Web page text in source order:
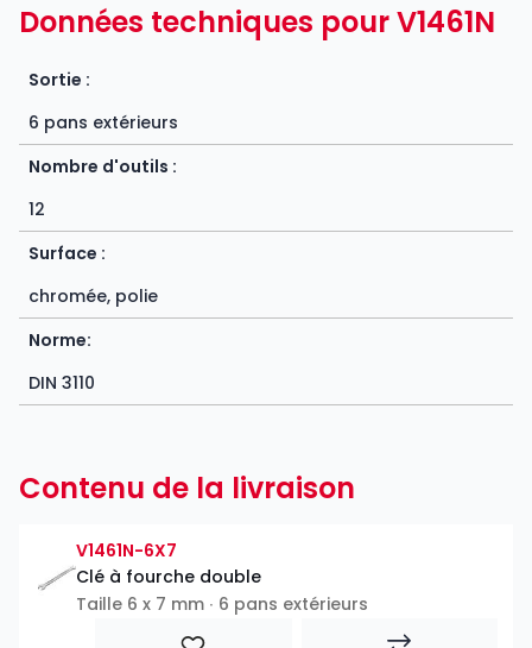
Données techniques pour V1461N
Sortie :
6 pans extérieurs
Nombre d'outils :
12
Surface :
chromée, polie
Norme:
DIN 3110
Contenu de la livraison
V1461N-6X7
Clé à fourche double
Taille 6 x 7 mm ∙ 6 pans extérieurs